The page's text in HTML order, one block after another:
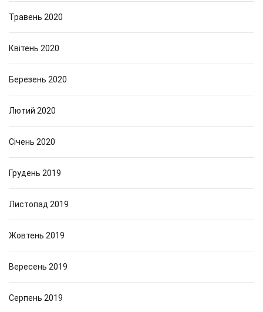
Травень 2020
Квітень 2020
Березень 2020
Лютий 2020
Січень 2020
Грудень 2019
Листопад 2019
Жовтень 2019
Вересень 2019
Серпень 2019